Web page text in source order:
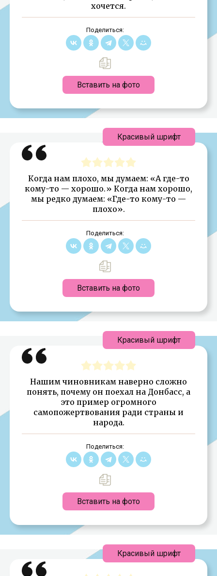
хочется.
Поделиться:
Вставить на фото
Когда нам плохо, мы думаем: «А где-то
кому-то — хорошо.» Когда нам хорошо,
мы редко думаем: «Где-то кому-то —
плохо».
Поделиться:
Вставить на фото
Красивый шрифт
Нашим чиновникам наверно сложно
понять, почему он поехал на Донбасс, а
это пример огромного
самопожертвования ради страны и
народа.
Поделиться:
Вставить на фото
Красивый шрифт
Красивый шрифт